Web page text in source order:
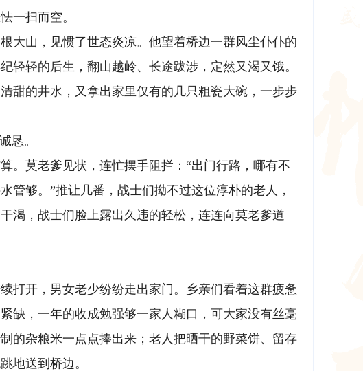
一扫而空。
大山，见惯了世态炎凉。他望着桥边一群风尘仆仆的
轻轻的后生，翻山越岭、长途跋涉，定然又渴又饿。
甜的井水，又拿出家里仅有的几只粗瓷大碗，一步步
恳。
。莫老爹见状，连忙摆手阻拦：“出门行路，哪有不
管够。”推让几番，战士们拗不过这位淳朴的老人，
渴，战士们脸上露出久违的轻松，连连向莫老爹道
打开，男女老少纷纷走出家门。乡亲们看着这群疲惫
缺，一年的收成勉强够一家人糊口，可大家没有丝毫
的杂粮米一点点捧出来；老人把晒干的野菜饼、留存
地送到桥边。